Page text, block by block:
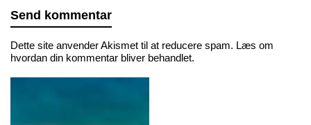
Dette site anvender Akismet til at reducere spam. Læs om
hvordan din kommentar bliver behandlet.